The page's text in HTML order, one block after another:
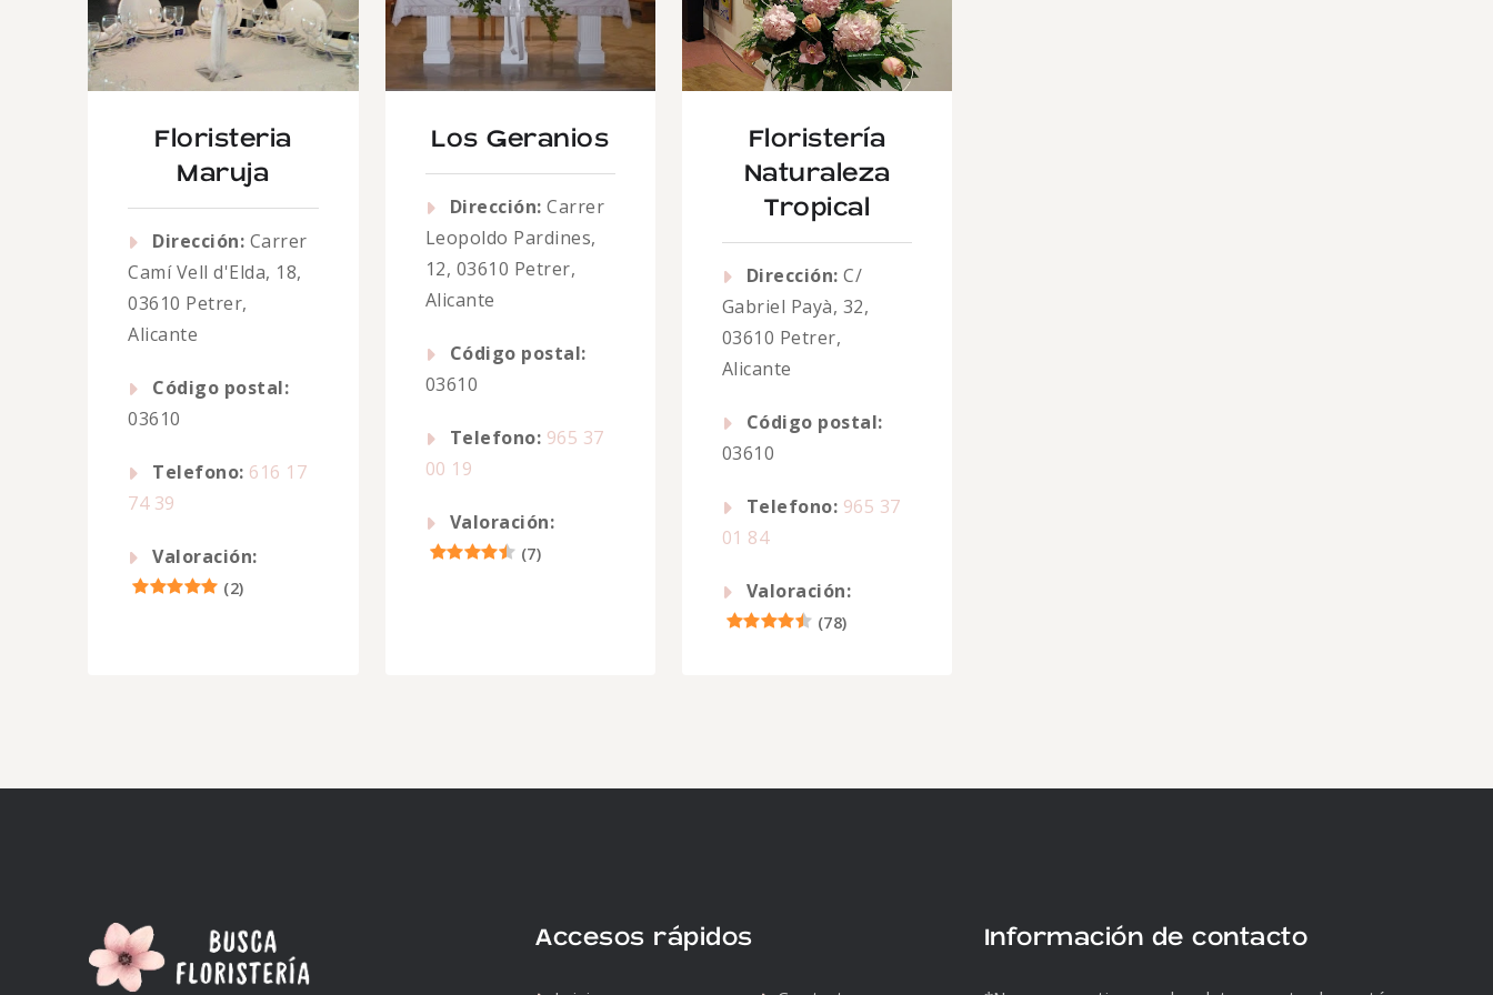
Floristeria
Maruja
Dirección: Carrer
Camí Vell d'Elda, 18,
03610 Petrer,
Alicante
Código postal:
03610
Telefono: 616 17
74 39
Valoración:
(2)
Los Geranios
Dirección: Carrer
Leopoldo Pardines,
12, 03610 Petrer,
Alicante
Código postal:
03610
Telefono: 965 37
00 19
Valoración:
(7)
Floristería
Naturaleza
Tropical
Dirección: C/
Gabriel Payà, 32,
03610 Petrer,
Alicante
Código postal:
03610
Telefono: 965 37
01 84
Valoración:
(78)
Accesos rápidos Información de contacto